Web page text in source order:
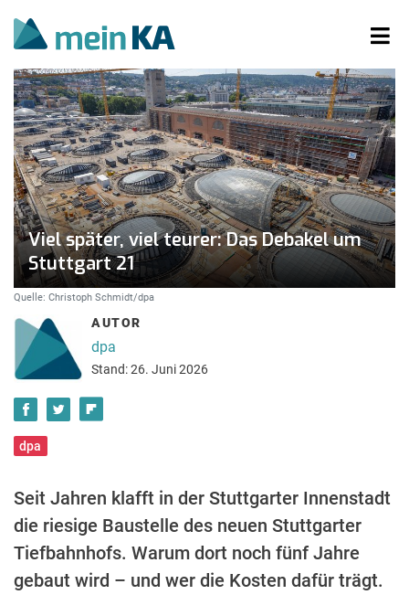
Viel später, viel teurer: Das Debakel um
Stuttgart 21
Quelle: Christoph Schmidt/dpa
AUTOR
dpa
Stand: 26. Juni 2026
dpa
Seit Jahren klafft in der Stuttgarter Innenstadt
die riesige Baustelle des neuen Stuttgarter
Tiefbahnhofs. Warum dort noch fünf Jahre
gebaut wird – und wer die Kosten dafür trägt.